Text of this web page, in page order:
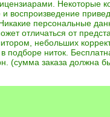
Некоторые
воспроизведение
персональные
отличаться от
небольших
подборе ниток.
(сумма заказа должна